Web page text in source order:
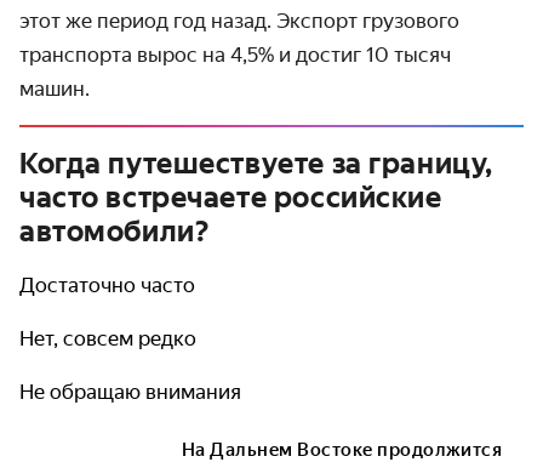
этот же период год назад. Экспорт грузового
транспорта вырос на 4,5% и достиг 10 тысяч
машин.
Когда путешествуете за границу,
часто встречаете российские
автомобили?
Достаточно часто
Нет, совсем редко
Не обращаю внимания
На Дальнем Востоке продолжится